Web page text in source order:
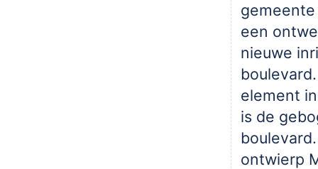
gemeente
een
nieuwe
element
is de
ontwierp